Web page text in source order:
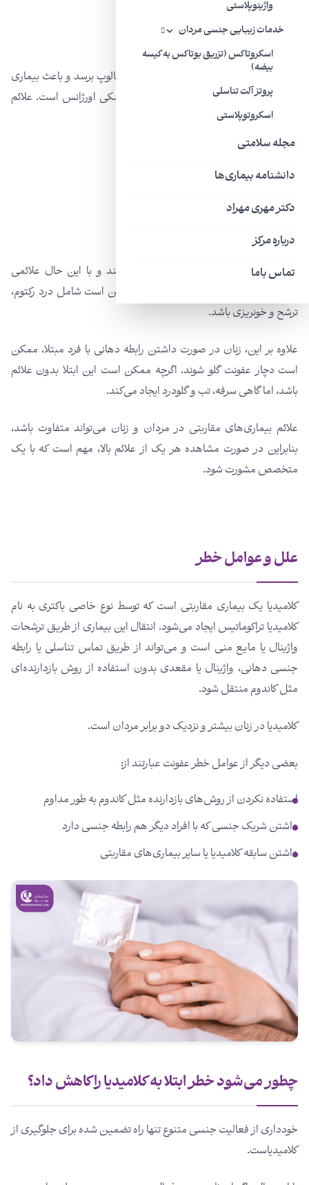
واژینوپلاستی
خدمات زیبایی جنسی مردان
اسکروتاکس (تزریق بوتاکس به کیسه
بیضه)
پروتز آلت تناسلی
اسکروتوپلاستی
مجله سلامتی
دانشنامه بیماری‌ها
دکتر مهری مهراد
درباره مرکز
تماس باما
التهاب دهانه رحم (سرویکسیت)
خونریزی بین قاعدگی
در بعضی زنان، عفونت می‌تواند به لوله‌های فالوپ برسد و باعث بیماری
التهابی لگن (PID) شود که یک وضعیت پزشکی اورژانس است. علائم
درد شدید لگن
حالت تهوع
خونریزی غیر طبیعی بین قاعدگی
کلامیدیا همچنین می‌تواند رکتوم را آلوده کند و با این حال علائمی
نداشته باشد. ولی اگر علائمی رخ دهد، ممکن است شامل درد رکتوم،
ترشح و خونریزی باشد.
علاوه بر این، زنان در صورت داشتن رابطه دهانی با فرد مبتلا، ممکن
است دچار عفونت گلو شوند. اگرچه ممکن است این ابتلا بدون علائم
باشد، اما گاهی سرفه، تب و گلودرد ایجاد می‌کند.
علائم بیماری‌های مقاربتی در مردان و زنان می‌تواند متفاوت باشد،
بنابراین در صورت مشاهده هر یک از علائم بالا، مهم است که با یک
متخصص مشورت شود.
علل و عوامل خطر
کلامیدیا یک بیماری مقاربتی است که توسط نوع خاصی باکتری به نام
کلامیدیا تراکوماتیس ایجاد می‌شود. انتقال این بیماری از طریق ترشحات
واژینال یا مایع منی است و می‌تواند از طریق تماس تناسلی یا رابطه
جنسی دهانی، واژینال یا مقعدی بدون استفاده از روش بازدارنده‌ای
مثل کاندوم منتقل شود.
کلامیدیا در زنان بیشتر و نزدیک دو برابر مردان است.
بعضی دیگر از عوامل خطر عفونت عبارتند از:
استفاده نکردن از روش‌های بازدارنده مثل کاندوم به طور مداوم
داشتن شریک جنسی که با افراد دیگر هم رابطه جنسی دارد
داشتن سابقه کلامیدیا یا سایر بیماری‌های مقاربتی
چطور می‌شود خطر ابتلا به کلامیدیا را کاهش داد؟
خودداری از فعالیت جنسی متنوع تنها راه تضمین شده برای جلوگیری از
کلامیدیاست.